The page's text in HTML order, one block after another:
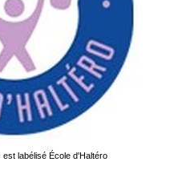
est labélisé École d'Haltéro